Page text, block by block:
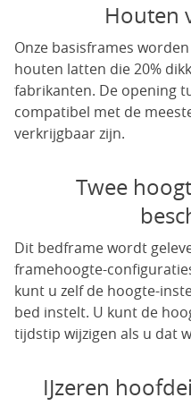
Houten
Onze basisframes
houten latten die 20%
fabrikanten. De opening
compatibel met de
verkrijgbaar zijn.
Twee
Dit bedframe wordt
framehoogte-
kunt u zelf de hoogte-
bed instelt. U kunt de
tijdstip wijzigen als u dat
IJzeren